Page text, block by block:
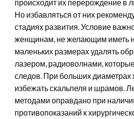
происходит их перерождение в
Но избавляться от них
стадиях развития. Условие
женщинам, не желающим иметь
маленьких размерах удалять
лазером, радиоволнами,
следов. При больших диаметрах
избежать скальпеля и шрамов.
методами оправдано при
противопоказаний к